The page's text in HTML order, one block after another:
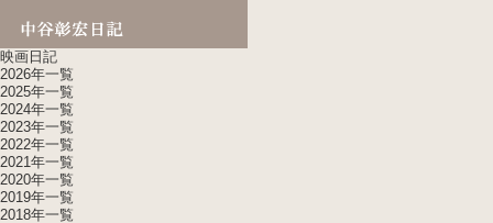
映画日記
2026年一覧
2025年一覧
2024年一覧
2023年一覧
2022年一覧
2021年一覧
2020年一覧
2019年一覧
2018年一覧